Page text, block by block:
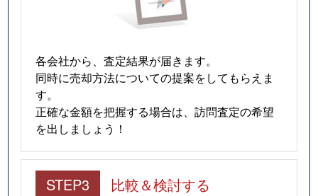
各会社から、査定結果が届きます。
同時に売却方法についての提案をしてもらえま
す。
正確な金額を把握する場合は、訪問査定の希望
を出しましょう！
STEP3 比較＆検討する